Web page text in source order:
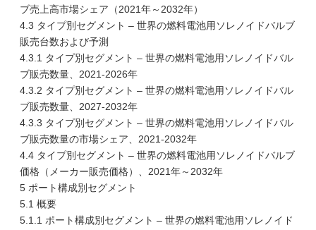
ブ売上高市場シェア（2021年～2032年）
4.3 タイプ別セグメント – 世界の燃料電池用ソレノイドバルブ
販売台数および予測
4.3.1 タイプ別セグメント – 世界の燃料電池用ソレノイドバル
ブ販売数量、2021-2026年
4.3.2 タイプ別セグメント – 世界の燃料電池用ソレノイドバル
ブ販売数量、2027-2032年
4.3.3 タイプ別セグメント – 世界の燃料電池用ソレノイドバル
ブ販売数量の市場シェア、2021-2032年
4.4 タイプ別セグメント – 世界の燃料電池用ソレノイドバルブ
価格（メーカー販売価格）、2021年～2032年
5 ポート構成別セグメント
5.1 概要
5.1.1 ポート構成別セグメント – 世界の燃料電池用ソレノイド